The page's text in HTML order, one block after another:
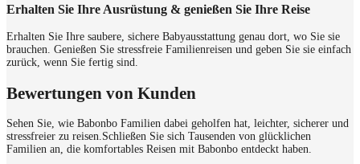
Erhalten Sie Ihre Ausrüstung & genießen Sie Ihre Reise
Erhalten Sie Ihre saubere, sichere Babyausstattung genau dort, wo Sie sie
brauchen. Genießen Sie stressfreie Familienreisen und geben Sie sie einfach
zurück, wenn Sie fertig sind.
Bewertungen von Kunden
Sehen Sie, wie Babonbo Familien dabei geholfen hat, leichter, sicherer und
stressfreier zu reisen.Schließen Sie sich Tausenden von glücklichen
Familien an, die komfortables Reisen mit Babonbo entdeckt haben.